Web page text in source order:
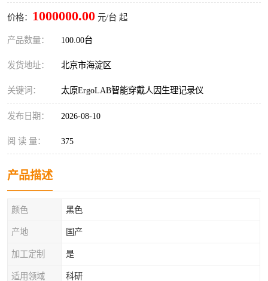
价格： 1000000.00 元/台 起
产品数量： 100.00台
发货地址： 北京市海淀区
关键词： 太原ErgoLAB智能穿戴人因生理记录仪
发布日期： 2026-08-10
阅 读 量： 375
产品描述
颜色 黑色
产地 国产
加工定制 是
适用领域 科研